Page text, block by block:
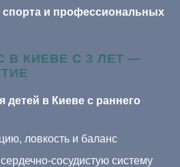
спорта и профессиональных
В КИЕВЕ С 3 ЛЕТ —
детей в Киеве с раннего
ловкость и баланс
сосудистую систему